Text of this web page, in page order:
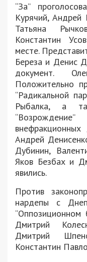
“За”
Курячий, Андрей
Татьяна
Константин
месте.
Береза и Денис
документ.
Положительно
“Радикальной
Рыбалка, а
внефракционных
Андрей
Дубинин,
Яков Безбах и
явились.
Против
нардепы с
“Оппозиционном
Дмитрий
Дмитрий
Константин